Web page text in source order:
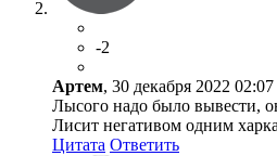
-2
Артем, 30 декабря 2022 02:07
Лысого надо было вывести,
Лисит негативом одним
Цитата Ответить